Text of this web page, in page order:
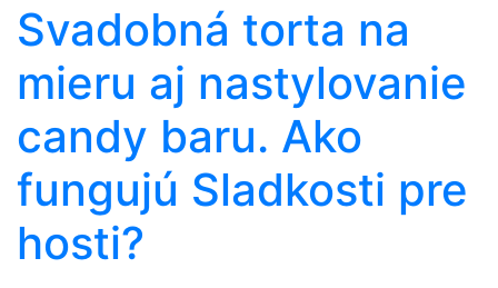
Svadobná torta na
mieru aj nastylovanie
candy baru. Ako
fungujú Sladkosti pre
hosti?